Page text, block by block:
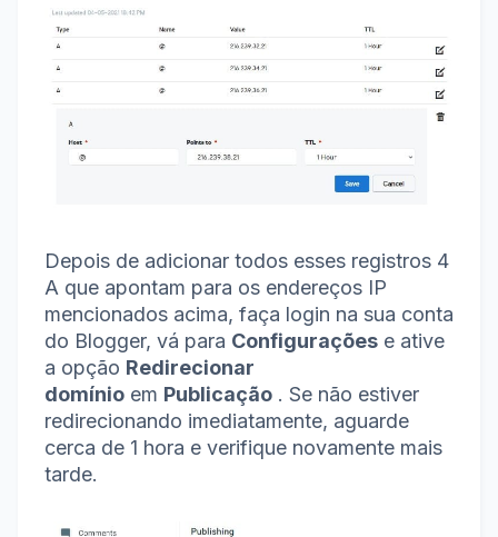
Depois de adicionar todos esses registros 4
A que apontam para os endereços IP
mencionados acima, faça login na sua conta
do Blogger, vá para Configurações e ative
a opção Redirecionar
domínio em Publicação . Se não estiver
redirecionando imediatamente, aguarde
cerca de 1 hora e verifique novamente mais
tarde.